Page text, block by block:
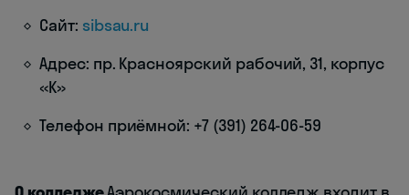
Сайт: sibsau.ru
Адрес: пр. Красноярский рабочий, 31, корпус
«К»
Телефон приёмной: +7 (391) 264-06-59